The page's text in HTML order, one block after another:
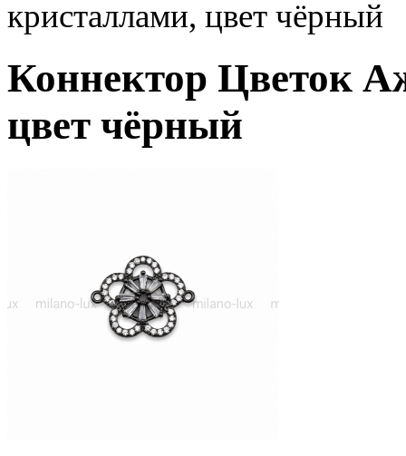
кристаллами, цвет чёрный
Коннектор Цветок
цвет чёрный